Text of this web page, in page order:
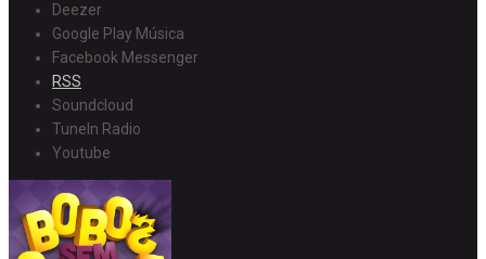
Deezer
Google Play Música
Facebook Messenger
RSS
Soundcloud
TuneIn Radio
Youtube